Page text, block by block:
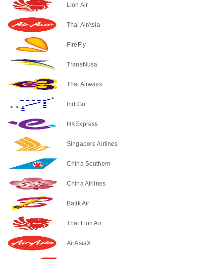
Lion Air
Thai AirAsia
FireFly
TransNusa
Thai Airways
IndiGo
HKExpress
Singapore Airlines
China Southern
China Airlines
Batik Air
Thai Lion Air
AirAsiaX